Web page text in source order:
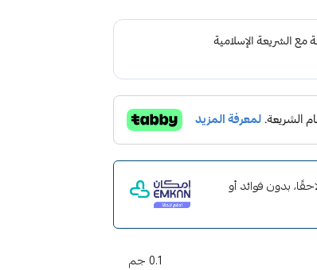
لاحقًا، بدون فوائد أو
0.1 جم